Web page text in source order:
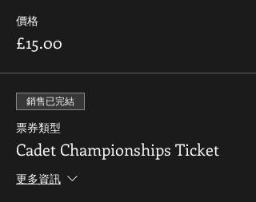
價格
£15.00
銷售已完結
票券類型
Cadet Championships Ticket
更多資訊